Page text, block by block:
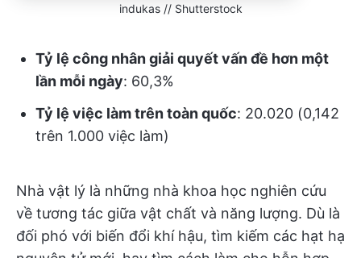
indukas // Shutterstock
Tỷ lệ công nhân giải quyết vấn đề hơn một
lần mỗi ngày: 60,3%
Tỷ lệ việc làm trên toàn quốc: 20.020 (0,142
trên 1.000 việc làm)
Nhà vật lý là những nhà khoa học nghiên cứu
về tương tác giữa vật chất và năng lượng. Dù là
đối phó với biến đổi khí hậu, tìm kiếm các hạt hạ